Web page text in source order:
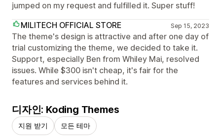
jumped on my request and fulfilled it. Super stuff!
MILITECH OFFICIAL STORE
Sep 15, 2023
The theme's design is attractive and after one day of
trial customizing the theme, we decided to take it.
Support, especially Ben from Whiley Mai, resolved
issues. While $300 isn't cheap, it's fair for the
features and services behind it.
디자인: Koding Themes
지원 받기 모든 테마